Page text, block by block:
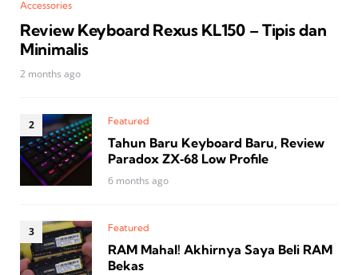
Accessories
Review Keyboard Rexus KL150 – Tipis dan
Minimalis
2 months ago
Featured
Tahun Baru Keyboard Baru, Review
Paradox ZX‑68 Low Profile
6 months ago
Featured
RAM Mahal! Akhirnya Saya Beli RAM
Bekas